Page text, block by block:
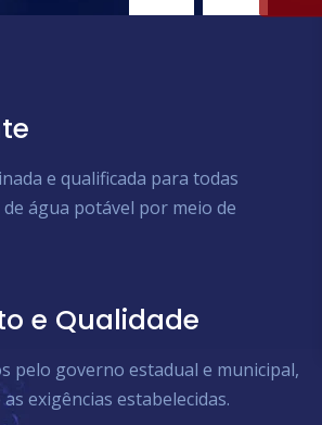
e qualificada para todas
água potável por meio de
e Qualidade
pelo governo estadual e municipal,
exigências estabelecidas.